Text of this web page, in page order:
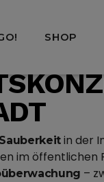
SHOP
in der
im öffentlichen
–